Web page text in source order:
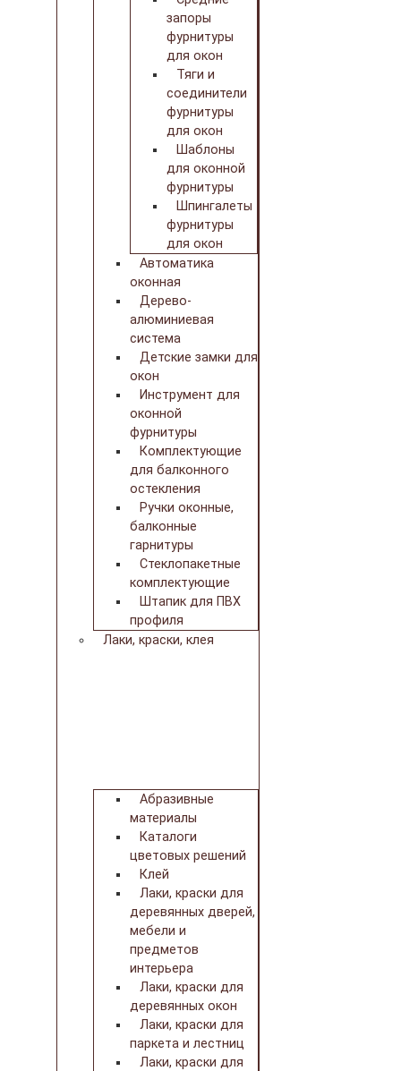
запоры
фурнитуры
для окон
Тяги и
соединители
фурнитуры
для окон
Шаблоны
для оконной
фурнитуры
Шпингалеты
фурнитуры
для окон
Автоматика
оконная
Дерево-
алюминиевая
система
Детские замки для
окон
Инструмент для
оконной
фурнитуры
Комплектующие
для балконного
остекления
Ручки оконные,
балконные
гарнитуры
Стеклопакетные
комплектующие
Штапик для ПВХ
профиля
Лаки, краски, клея
Абразивные
материалы
Каталоги
цветовых решений
Клей
Лаки, краски для
деревянных дверей,
мебели и
предметов
интерьера
Лаки, краски для
деревянных окон
Лаки, краски для
паркета и лестниц
Лаки, краски для